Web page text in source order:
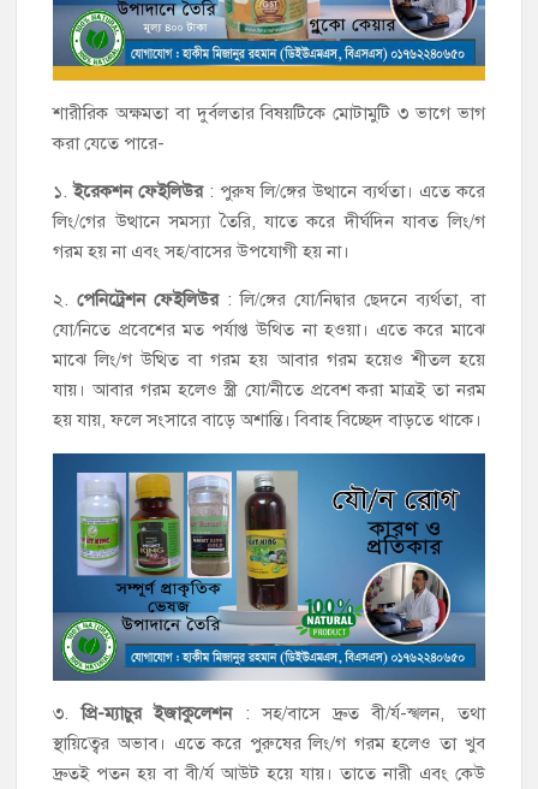
শারীরিক অক্ষমতা বা দুর্বলতার বিষয়টিকে মোটামুটি ৩ ভাগে ভাগ
করা যেতে পারে-
১.ইরেকশন ফেইলিউর: পুরুষ লি/ঙ্গের উত্থানে ব্যর্থতা। এতে করে
লিং/গের উত্থানে সমস্যা তৈরি, যাতে করে দীর্ঘদিন যাবত লিং/গ
গরম হয় না এবং সহ/বাসের উপযোগী হয় না।
২.পেনিট্রেশন ফেইলিউর: লি/ঙ্গের যো/নিদ্বার ছেদনে ব্যর্থতা, বা
যো/নিতে প্রবেশের মত পর্যাপ্ত উথিত না হওয়া। এতে করে মাঝে
মাঝে লিং/গ উত্থিত বা গরম হয় আবার গরম হয়েও শীতল হয়ে
যায়। আবার গরম হলেও স্ত্রী যো/নীতে প্রবেশ করা মাত্রই তা নরম
হয় যায়, ফলে সংসারে বাড়ে অশান্তি। বিবাহ বিচ্ছেদ বাড়তে থাকে।
৩.প্রি-ম্যাচুর ইজাকুলেশন: সহ/বাসে দ্রুত বী/র্য-স্খলন, তথা
স্থায়িত্বের অভাব। এতে করে পুরুষের লিং/গ গরম হলেও তা খুব
দ্রুতই পতন হয় বা বী/র্য আউট হয়ে যায়। তাতে নারী এবং কেউ